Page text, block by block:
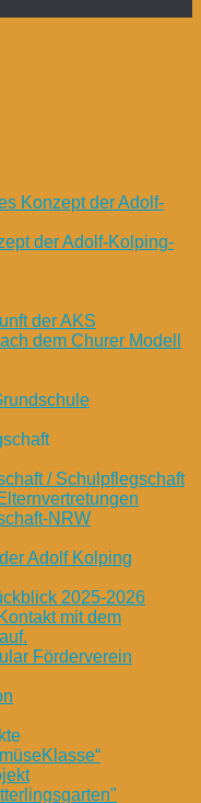
Konzept der Adolf-
der Adolf-Kolping-
der AKS
dem Churer Modell
/ Schulpflegschaft
NRW
Adolf Kolping
2025-2026
mit dem
Förderverein